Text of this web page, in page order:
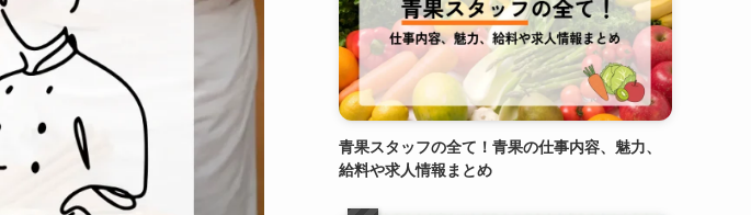
青果スタッフの全て！青果の仕事内容、魅力、
給料や求人情報まとめ